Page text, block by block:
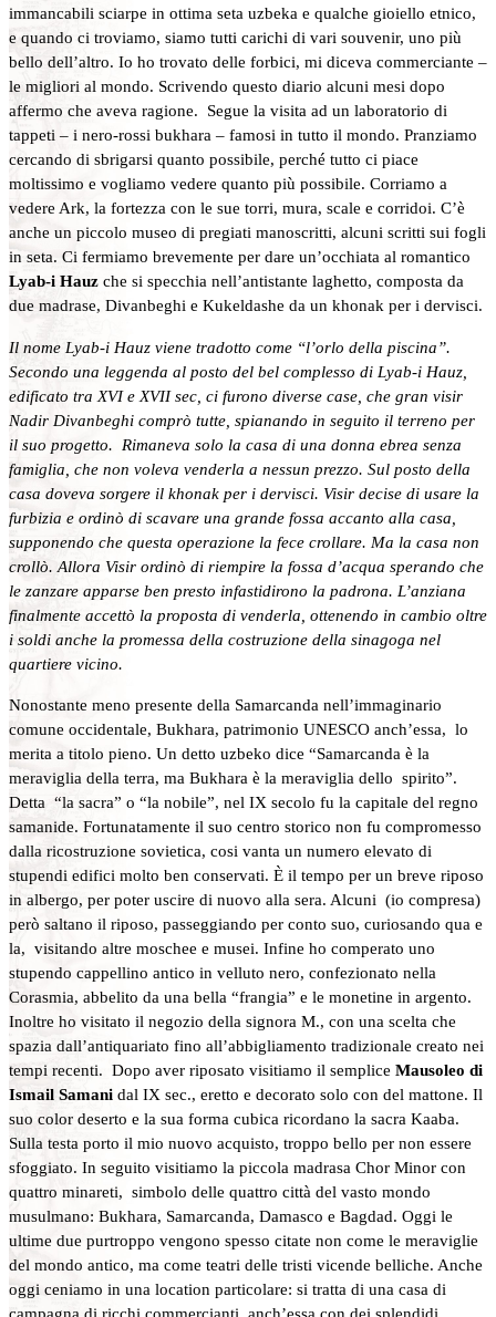
immancabili sciarpe in ottima seta uzbeka e qualche gioiello etnico,
e quando ci troviamo, siamo tutti carichi di vari souvenir, uno più
bello dell’altro. Io ho trovato delle forbici, mi diceva commerciante –
le migliori al mondo. Scrivendo questo diario alcuni mesi dopo
affermo che aveva ragione. Segue la visita ad un laboratorio di
tappeti – i nero-rossi bukhara – famosi in tutto il mondo. Pranziamo
cercando di sbrigarsi quanto possibile, perché tutto ci piace
moltissimo e vogliamo vedere quanto più possibile. Corriamo a
vedere Ark, la fortezza con le sue torri, mura, scale e corridoi. C’è
anche un piccolo museo di pregiati manoscritti, alcuni scritti sui fogli
in seta. Ci fermiamo brevemente per dare un’occhiata al romantico
Lyab-i Hauz che si specchia nell’antistante laghetto, composta da
due madrase, Divanbeghi e Kukeldashe da un khonak per i dervisci.
Il nome Lyab-i Hauz viene tradotto come “l’orlo della piscina”.
Secondo una leggenda al posto del bel complesso di Lyab-i Hauz,
edificato tra XVI e XVII sec, ci furono diverse case, che gran visir
Nadir Divanbeghi comprò tutte, spianando in seguito il terreno per
il suo progetto. Rimaneva solo la casa di una donna ebrea senza
famiglia, che non voleva venderla a nessun prezzo. Sul posto della
casa doveva sorgere il khonak per i dervisci. Visir decise di usare la
furbizia e ordinò di scavare una grande fossa accanto alla casa,
supponendo che questa operazione la fece crollare. Ma la casa non
crollò. Allora Visir ordinò di riempire la fossa d’acqua sperando che
le zanzare apparse ben presto infastidirono la padrona. L’anziana
finalmente accettò la proposta di venderla, ottenendo in cambio oltre
i soldi anche la promessa della costruzione della sinagoga nel
quartiere vicino.
Nonostante meno presente della Samarcanda nell’immaginario
comune occidentale, Bukhara, patrimonio UNESCO anch’essa, lo
merita a titolo pieno. Un detto uzbeko dice “Samarcanda è la
meraviglia della terra, ma Bukhara è la meraviglia dello spirito”.
Detta “la sacra” o “la nobile”, nel IX secolo fu la capitale del regno
samanide. Fortunatamente il suo centro storico non fu compromesso
dalla ricostruzione sovietica, cosi vanta un numero elevato di
stupendi edifici molto ben conservati. È il tempo per un breve riposo
in albergo, per poter uscire di nuovo alla sera. Alcuni (io compresa)
però saltano il riposo, passeggiando per conto suo, curiosando qua e
la, visitando altre moschee e musei. Infine ho comperato uno
stupendo cappellino antico in velluto nero, confezionato nella
Corasmia, abbelito da una bella “frangia” e le monetine in argento.
Inoltre ho visitato il negozio della signora M., con una scelta che
spazia dall’antiquariato fino all’abbigliamento tradizionale creato nei
tempi recenti. Dopo aver riposato visitiamo il semplice Mausoleo di
Ismail Samani dal IX sec., eretto e decorato solo con del mattone. Il
suo color deserto e la sua forma cubica ricordano la sacra Kaaba.
Sulla testa porto il mio nuovo acquisto, troppo bello per non essere
sfoggiato. In seguito visitiamo la piccola madrasa Chor Minor con
quattro minareti, simbolo delle quattro città del vasto mondo
musulmano: Bukhara, Samarcanda, Damasco e Bagdad. Oggi le
ultime due purtroppo vengono spesso citate non come le meraviglie
del mondo antico, ma come teatri delle tristi vicende belliche. Anche
oggi ceniamo in una location particolare: si tratta di una casa di
campagna di ricchi commercianti, anch’essa con dei splendidi